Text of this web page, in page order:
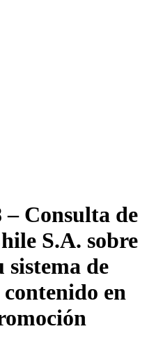
– Consulta de
S.A. sobre
sistema de
en